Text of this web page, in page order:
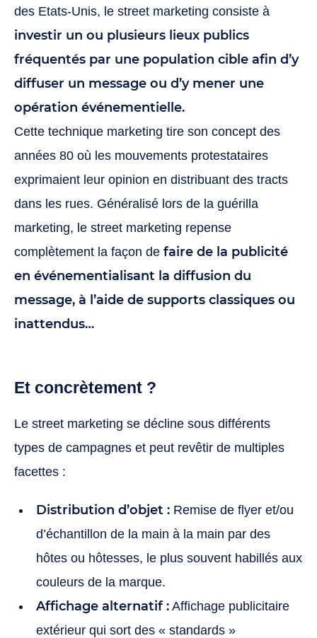
des Etats-Unis, le street marketing consiste à
investir un ou plusieurs lieux publics
fréquentés par une population cible afin d’y
diffuser un message ou d’y mener une
opération événementielle.
Cette technique marketing tire son concept des
années 80 où les mouvements protestataires
exprimaient leur opinion en distribuant des tracts
dans les rues. Généralisé lors de la guérilla
marketing, le street marketing repense
complètement la façon de faire de la publicité
en événementialisant la diffusion du
message, à l’aide de supports classiques ou
inattendus…
Et concrètement ?
Le street marketing se décline sous différents
types de campagnes et peut revêtir de multiples
facettes :
Distribution d’objet : Remise de flyer et/ou
d’échantillon de la main à la main par des
hôtes ou hôtesses, le plus souvent habillés aux
couleurs de la marque.
Affichage alternatif : Affichage publicitaire
extérieur qui sort des « standards »